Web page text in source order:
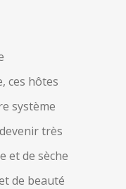
ces hôtes
système
très
et de sèche
de beauté